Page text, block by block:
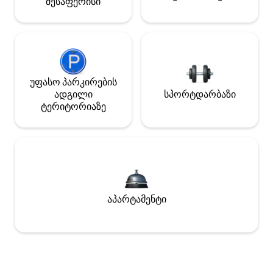
უფასო პარკირების
ადგილი
ტერიტორიაზე
სპორტდარბაზი
აპარტამენტი